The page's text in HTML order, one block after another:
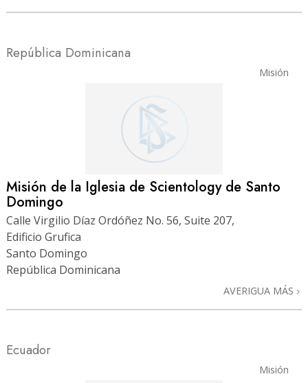
República Dominicana
Misión
Misión de la Iglesia de Scientology de Santo
Domingo
Calle Virgilio Díaz Ordóñez No. 56, Suite 207,
Edificio Grufica
Santo Domingo
República Dominicana
AVERIGUA MÁS
Ecuador
Misión